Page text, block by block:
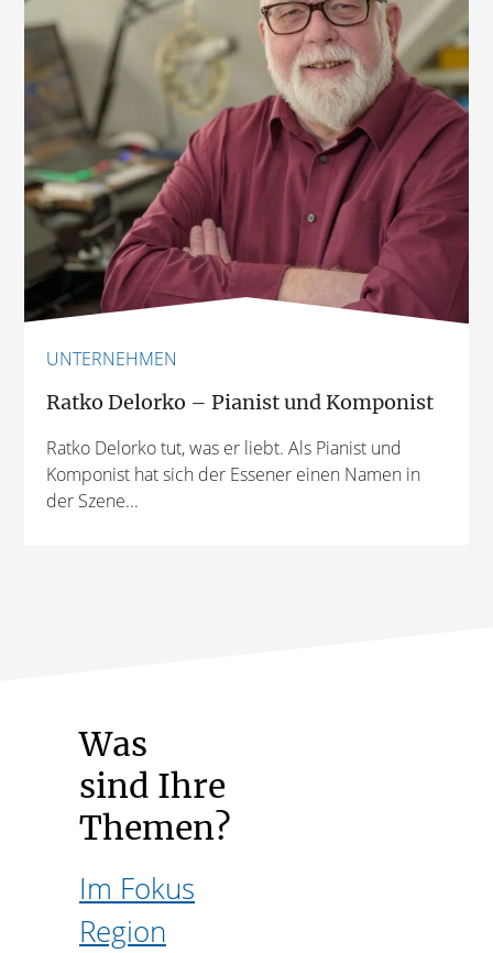
UNTERNEHMEN
Ratko Delorko – Pianist und Komponist
Ratko Delorko tut, was er liebt. Als Pianist und
Komponist hat sich der Essener einen Namen in
der Szene...
Was
sind Ihre
Themen?
Im Fokus
Region